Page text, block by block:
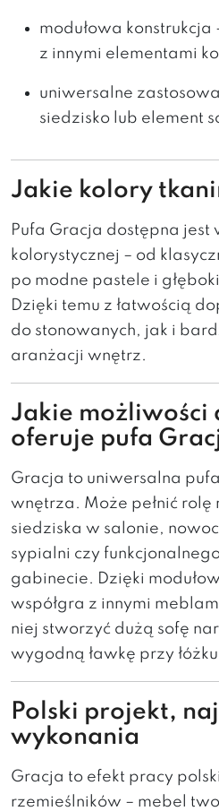
modułowa konstrukcja
z innymi elementami
uniwersalne
siedzisko lub element
Jakie kolory
Pufa Gracja dostępna jest
kolorystycznej – od
po modne pastele i
Dzięki temu z łatwością
do stonowanych, jak i
aranżacji wnętrz.
Jakie możliwości
oferuje pufa
Gracja to uniwersalna
wnętrza. Może pełnić rolę
siedziska w salonie,
sypialni czy
gabinecie. Dzięki
współgra z innymi
niej stworzyć dużą sofę
wygodną ławkę przy
Polski projekt,
wykonania
Gracja to efekt pracy
rzemieślników – mebel